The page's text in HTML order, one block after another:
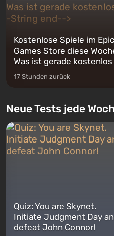
Kostenlose Spiele im Epic
Games Store diese
Was ist gerade kostenlos
17 Stunden zurück
Neue Tests jede
Quiz: You are Skynet.
Initiate Judgment Day
defeat John Connor!